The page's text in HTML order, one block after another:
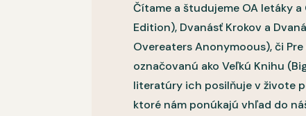
Čítame a študujeme OA letáky
Edition), Dvanásť Krokov a
Overeaters Anonymoous), či
označovanú ako Veľkú Knihu
literatúry ich posilňuje v živote
ktoré nám ponúkajú vhľad do